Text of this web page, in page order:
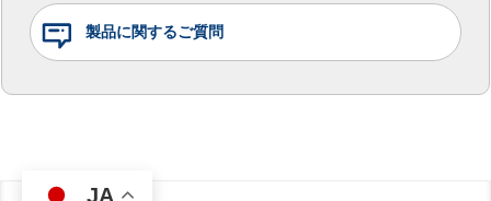
製品に関するご質問
JA